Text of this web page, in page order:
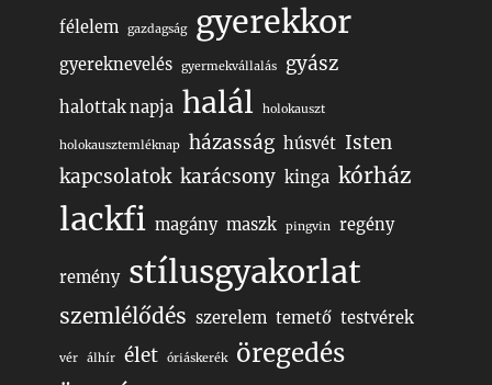
félelem gazdagság gyerekkor
gyereknevelés gyermekvállalás gyász
halottak napja halál holokauszt
holokausztemléknap házasság húsvét Isten
kapcsolatok karácsony kinga kórház
lackfi magány maszk pingvin regény
remény stílusgyakorlat
szemlélődés szerelem temető testvérek
vér álhír élet óriáskerék öregedés